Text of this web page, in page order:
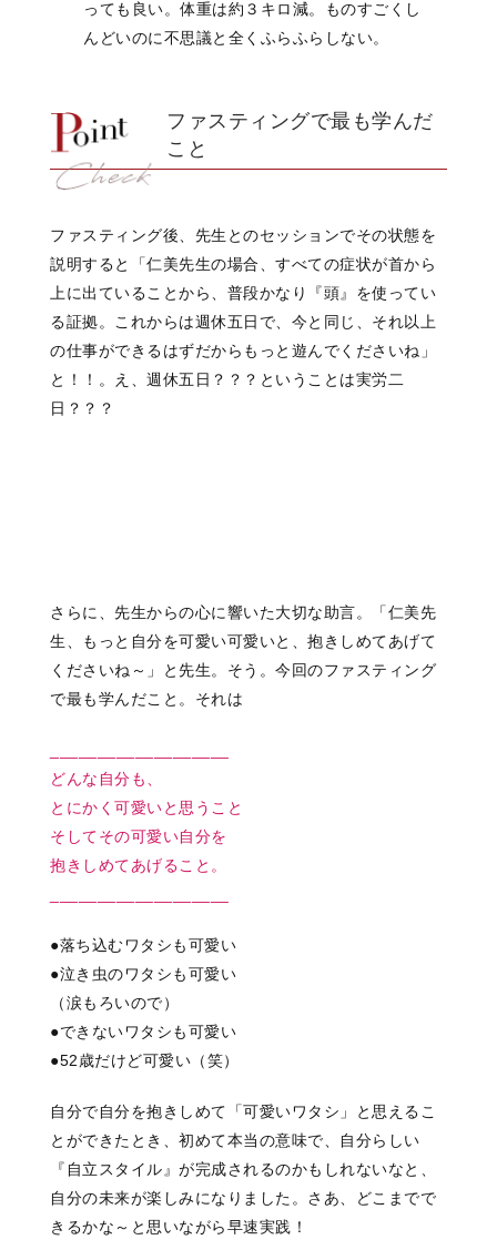
っても良い。 体重は約３キロ減。
ものすごくし
んどいのに不思議と全くふらふらしない。
ファスティングで最も学んだ
こと
ファスティング後、 先生とのセッションでその状態を
説明すると
「仁美先生の場合、すべての症状が首から
上に出ていることから、 普段かなり『頭』を使ってい
る証拠。
これからは週休五日で、今と同じ、 それ以上
の仕事ができるはずだから もっと遊んでくださいね」
と！！。
え、週休五日？？？ ということは実労二
日？？？
さらに、 先生からの心に響いた大切な助言。
「仁美先
生、
もっと自分を可愛い可愛いと、 抱きしめてあげて
くださいね～」
と先生。そう。今回のファスティング
で最も学んだこと。それは
どんな自分も、
とにかく可愛いと思うこと
そしてその可愛い自分を
抱きしめてあげること。
●落ち込むワタシも可愛い
●泣き虫のワタシも可愛い
（涙もろいので）
●できないワタシも可愛い
●52歳だけど可愛い（笑）
自分で自分を抱きしめて「可愛いワタシ」と思えるこ
とができたとき、初めて本当の意味で、自分らしい
『自立スタイル』が完成されるのかもしれないなと、
自分の未来が楽しみになりました。さあ、どこまでで
きるかな～と思いながら早速実践！